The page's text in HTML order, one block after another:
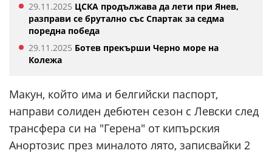
29.11.2025 ЦСКА продължава да лети при Янев,
разправи се брутално със Спартак за седма
поредна победа
29.11.2025 Ботев прекърши Черно море на
Колежа
Макун, който има и белгийски паспорт,
направи солиден дебютен сезон с Левски след
трансфера си на "Герена" от кипърския
Анортозис през миналото лято, записвайки 2